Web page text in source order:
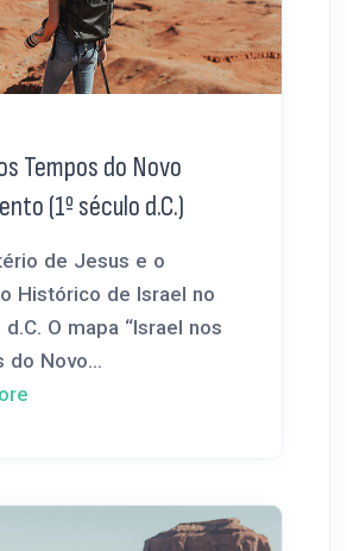
Tempos do Novo
(1º século d.C.)
de Jesus e o
Histórico de Israel no
O mapa “Israel nos
do Novo...